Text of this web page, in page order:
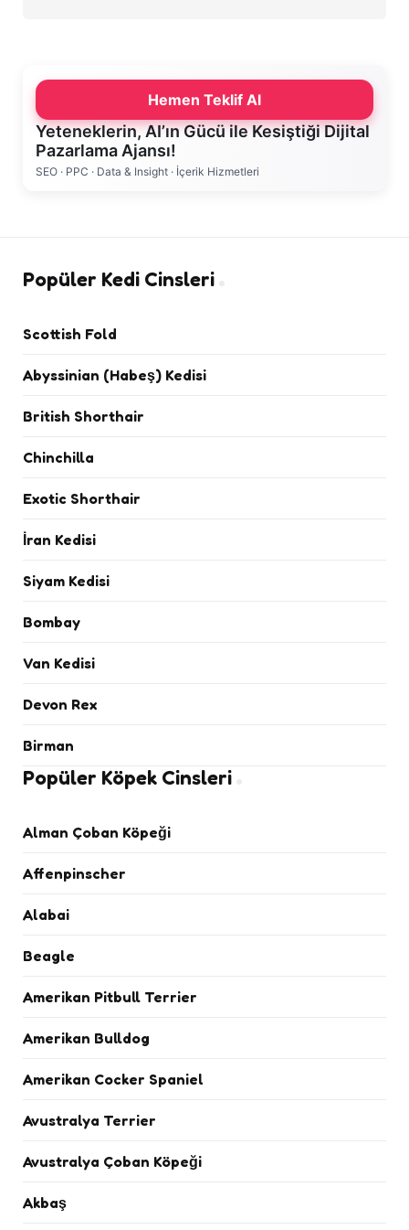
Yeteneklerin, AI’ın Gücü ile Kesiştiği Dijital
Pazarlama Ajansı!
SEO · PPC · Data & Insight · İçerik Hizmetleri
Hemen Teklif Al
Popüler Kedi Cinsleri
Scottish Fold
Abyssinian (Habeş) Kedisi
British Shorthair
Chinchilla
Exotic Shorthair
İran Kedisi
Siyam Kedisi
Bombay
Van Kedisi
Devon Rex
Birman
Popüler Köpek Cinsleri
Alman Çoban Köpeği
Affenpinscher
Alabai
Beagle
Amerikan Pitbull Terrier
Amerikan Bulldog
Amerikan Cocker Spaniel
Avustralya Terrier
Avustralya Çoban Köpeği
Akbaş